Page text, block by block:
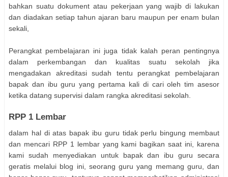
bahkan suatu dokument atau pekerjaan yang wajib di lakukan
dan diadakan setiap tahun ajaran baru maupun per enam bulan
sekali,
Perangkat pembelajaran ini juga tidak kalah peran pentingnya
dalam perkembangan dan kualitas suatu sekolah jika
mengadakan akreditasi sudah tentu perangkat pembelajaran
bapak dan ibu guru yang pertama kali di cari oleh tim asesor
ketika datang supervisi dalam rangka akreditasi sekolah.
RPP 1 Lembar
dalam hal di atas bapak ibu guru tidak perlu bingung membaut
dan mencari RPP 1 lembar yang kami bagikan saat ini, karena
kami sudah menyediakan untuk bapak dan ibu guru secara
geratis melalui blog ini, seorang guru yang memang guru, dan